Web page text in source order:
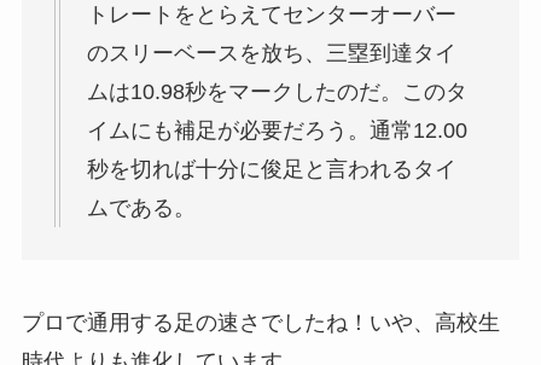
トレートをとらえてセンターオーバー
のスリーベースを放ち、 三塁到達タイ
ムは10.98秒をマーク したのだ。このタ
イムにも補足が必要だろう。通常12.00
秒を切れば十分に俊足と言われるタイ
ムである。
プロで通用する足の速さでしたね！いや、高校生